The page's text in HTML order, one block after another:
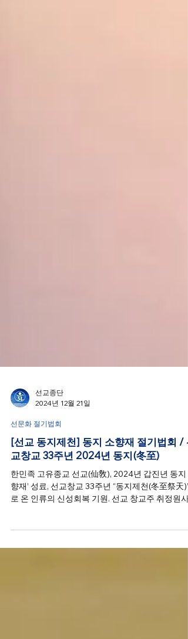
선교종단
2024년 12월 21일
선문화 절기법회
[선교 동지제천] 동지 소향재 절기법회 /
교창교 33주년 2024년 동지(冬至)
향재’ 성료, 선교창교 33주년 “동지제천(冬至祭天)”
로 온 인류의 신성회복 기원. 선교 창교주 취정원사